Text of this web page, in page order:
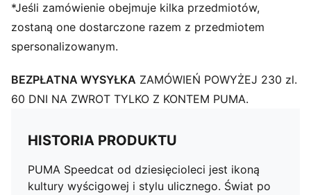
*Jeśli zamówienie obejmuje kilka przedmiotów,
zostaną one dostarczone razem z przedmiotem
spersonalizowanym.
BEZPŁATNA WYSYŁKA ZAMÓWIEŃ POWYŻEJ 230 zl.
60 DNI NA ZWROT TYLKO Z KONTEM PUMA.
HISTORIA PRODUKTU
PUMA Speedcat od dziesięcioleci jest ikoną
kultury wyścigowej i stylu ulicznego. Świat po